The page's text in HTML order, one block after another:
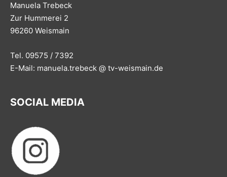
Manuela Trebeck
Zur Hummerei 2
96260 Weismain
Tel. 09575 / 7392
E-Mail: manuela.trebeck @ tv-weismain.de
SOCIAL MEDIA